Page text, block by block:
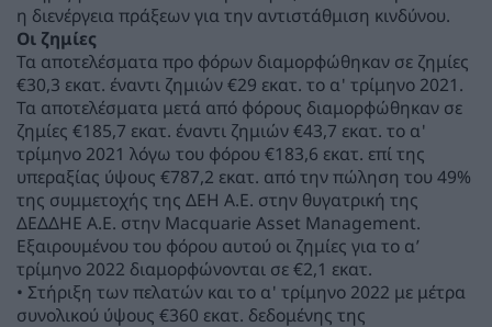
η διενέργεια πράξεων για την αντιστάθμιση κινδύνου.
Οι ζημίες
Τα αποτελέσματα προ φόρων διαμορφώθηκαν σε ζημίες
€30,3 εκατ. έναντι ζημιών €29 εκατ. το α' τρίμηνο 2021.
Τα αποτελέσματα μετά από φόρους διαμορφώθηκαν σε
ζημίες €185,7 εκατ. έναντι ζημιών €43,7 εκατ. το α'
τρίμηνο 2021 λόγω του φόρου €183,6 εκατ. επί της
υπεραξίας ύψους €787,2 εκατ. από την πώληση του 49%
της συμμετοχής της ΔΕΗ Α.Ε. στην θυγατρική της
ΔΕΔΔΗΕ Α.Ε. στην Macquarie Asset Management.
Εξαιρουμένου του φόρου αυτού οι ζημίες για το α’
τρίμηνο 2022 διαμορφώνονται σε €2,1 εκατ.
• Στήριξη των πελατών και το α' τρίμηνο 2022 με μέτρα
συνολικού ύψους €360 εκατ. δεδομένης της